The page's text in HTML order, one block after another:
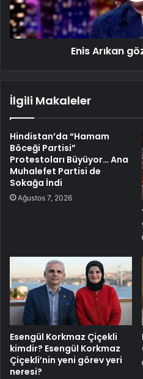
Enis Arıkan
İlgili Makaleler
Hindistan’da “Hamam
Böceği Partisi”
Protestoları Büyüyor… Ana
Muhalefet Partisi de
Sokağa İndi
Ağustos 7, 2026
Esengül Korkmaz Çiçekli
kimdir? Esengül Korkmaz
Çiçekli’nin yeni görev yeri
neresi?